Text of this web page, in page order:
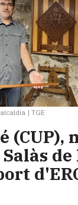
| TGE
(CUP),